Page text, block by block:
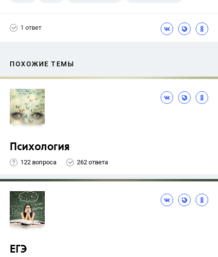
1 ответ
ПОХОЖИЕ ТЕМЫ
Психология
122 вопроса 262 ответа
ЕГЭ